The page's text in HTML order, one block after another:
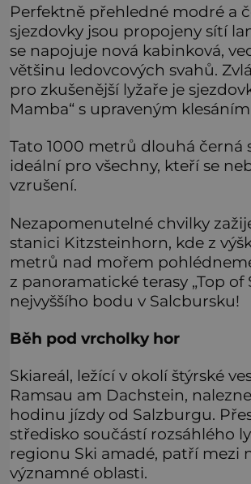
Perfektně přehledné modré a
sjezdovky jsou propojeny sítí
se napojuje nová kabinková,
většinu ledovcových svahů.
pro zkušenější lyžaře je
Mamba“ s upraveným klesáním
Tato 1000 metrů dlouhá černá
ideální pro všechny, kteří se
vzrušení.
Nezapomenutelné chvilky
stanici Kitzsteinhorn, kde z
metrů nad mořem
z panoramatické terasy „Top of
nejvyššího bodu v Salcbursku!
Běh pod vrcholky hor
Skiareál, ležící v okolí štýrské
Ramsau am Dachstein,
hodinu jízdy od Salzburgu.
středisko součástí rozsáhlého
regionu Ski amadé, patří mezi
významné oblasti.